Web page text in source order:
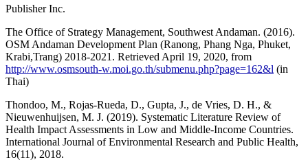
Publisher Inc.
The Office of Strategy Management, Southwest Andaman. (2016).
OSM Andaman Development Plan (Ranong, Phang Nga, Phuket,
Krabi,Trang) 2018-2021. Retrieved April 19, 2020, from
http://www.osmsouth-w.moi.go.th/submenu.php?page=162&l (in
Thai)
Thondoo, M., Rojas-Rueda, D., Gupta, J., de Vries, D. H., &
Nieuwenhuijsen, M. J. (2019). Systematic Literature Review of
Health Impact Assessments in Low and Middle-Income Countries.
International Journal of Environmental Research and Public Health,
16(11), 2018.